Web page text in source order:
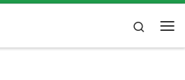
Search